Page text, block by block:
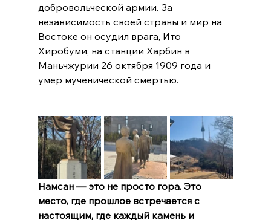
добровольческой армии. За
независимость своей страны и мир на
Востоке он осудил врага, Ито
Хиробуми, на станции Харбин в
Маньчжурии 26 октября 1909 года и
умер мученической смертью.
Намсан — это не просто гора. Это
место, где прошлое встречается с
настоящим, где каждый камень и